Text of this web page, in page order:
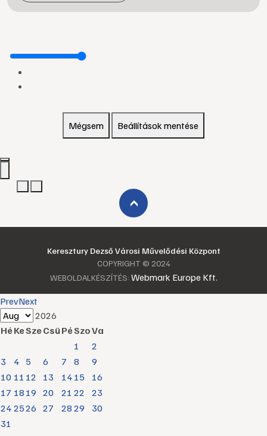
Mégsem Beállítások mentése
›
Keresztury Dezső Városi Művelődési Központ
COPYRIGHT © 2024
WEBOLDALKÉSZÍTÉS: Webmark Europe Kft.
PrevNext
2026
HéKeSzeCsüPéSzoVa
1
2
3
4 5 6 7 8
9
10 11 12 13 14 15
16
17 18 19 20 21 22
23
24 2526 27 28 29
30
31